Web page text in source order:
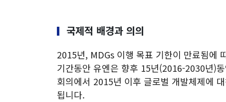
국제적 배경과 의의
2015년, MDGs 이행 목표 기한이 만료됨에
기간동안 유엔은 향후 15년(2016-2030년)
회의에서 2015년 이후 글로벌 개발체제에
됩니다.